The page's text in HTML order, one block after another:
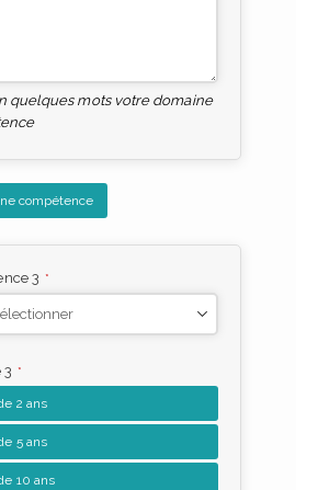
quelques mots votre domaine
compétence
3 *
3 *
2 ans
5 ans
10 ans